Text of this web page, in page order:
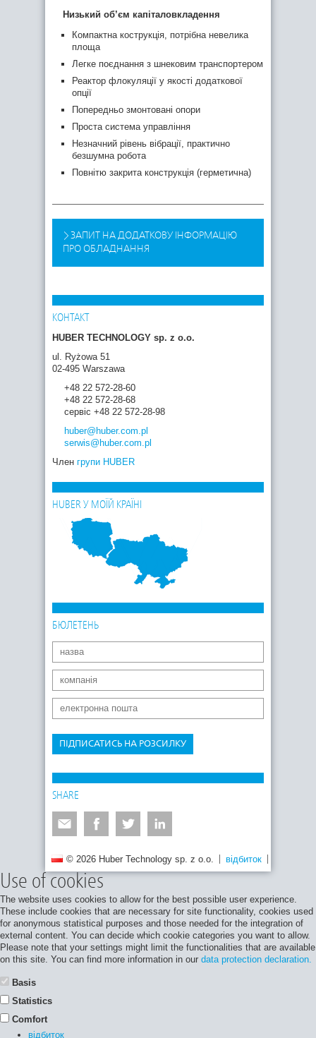
Низький об’єм капіталовкладення
Компактна кострукція, потрібна невелика
площа
Легке поєднання з шнековим транспортером
Реактор флокуляції у якості додаткової
опції
Попередньо змонтовані опори
Проста система управління
Незначний рівень вібрації, практично
безшумна робота
Повнітю закрита конструкція (герметична)
ЗАПИТ НА ДОДАТКОВУ ІНФОРМАЦІЮ
ПРО ОБЛАДНАННЯ
КОНТАКТ
HUBER TECHNOLOGY sp. z o.o.
ul. Ryżowa 51
02-495 Warszawa
+48 22 572-28-60
+48 22 572-28-68
сервіс +48 22 572-28-98
huber@huber.com.pl
serwis@huber.com.pl
Член групи HUBER
HUBER У МОЇЙ КРАЇНІ
БЮЛЕТЕНЬ
ПІДПИСАТИСЬ НА РОЗСИЛКУ
SHARE
© 2026 Huber Technology sp. z o.o. відбиток
Use of cookies
The website uses cookies to allow for the best possible user experience.
These include cookies that are necessary for site functionality, cookies used
for anonymous statistical purposes and those needed for the integration of
external content. You can decide which cookie categories you want to allow.
Please note that your settings might limit the functionalities that are available
on this site. You can find more information in our data protection declaration.
Basis
Statistics
Comfort
відбиток